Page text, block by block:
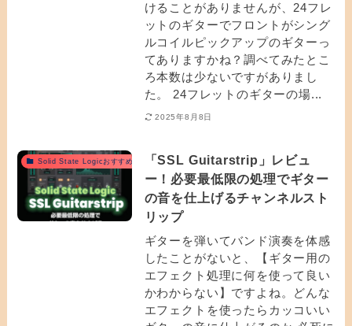
けることがありませんが、24フレ
ットのギターでフロントがシング
ルコイルピックアップのギターっ
てありますかね？調べてみたとこ
ろ本数は少ないですがありまし
た。 24フレットのギターの場...
2025年8月8日
Solid State Logicおすすめ
「SSL Guitarstrip」レビュ
ー！必要最低限の処理でギター
の音を仕上げるチャンネルスト
リップ
ギターを弾いてバンド演奏を体感
したことがないと、【ギター用の
エフェクト処理に何を使って良い
かわからない】ですよね。どんな
エフェクトを使ったらカッコいい